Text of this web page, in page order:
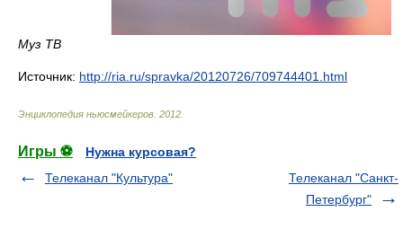
Муз ТВ
Источник: http://ria.ru/spravka/20120726/709744401.html
Энциклопедия ньюсмейкеров 2012
Игры ⚽
Нужна курсовая?
Телеканал "Культура"
Телеканал "Санкт-
Петербург"